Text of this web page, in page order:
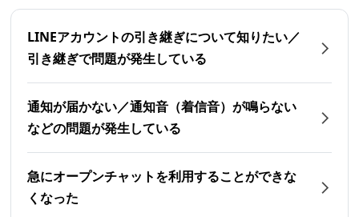
LINEアカウントの引き継ぎについて知りたい／
引き継ぎで問題が発生している
通知が届かない／通知音（着信音）が鳴らない
などの問題が発生している
急にオープンチャットを利用することができな
くなった